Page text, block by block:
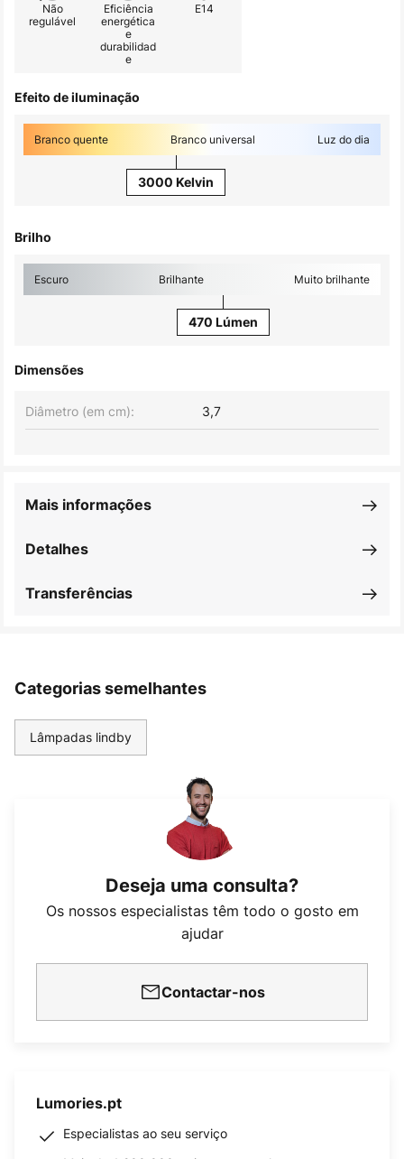
Não
regulável
Eficiência
energética
e
durabilidad
e
E14
Efeito de iluminação
Branco quente Branco universal Luz do dia
3000 Kelvin
Brilho
Escuro Brilhante Muito brilhante
470 Lúmen
Dimensões
Diâmetro (em cm): 3,7
Detalhes
Mais informações
Transferências
Categorias semelhantes
Lâmpadas lindby
Deseja uma consulta?
Os nossos especialistas têm todo o gosto em
ajudar
Contactar-nos
Lumories.pt
Especialistas ao seu serviço